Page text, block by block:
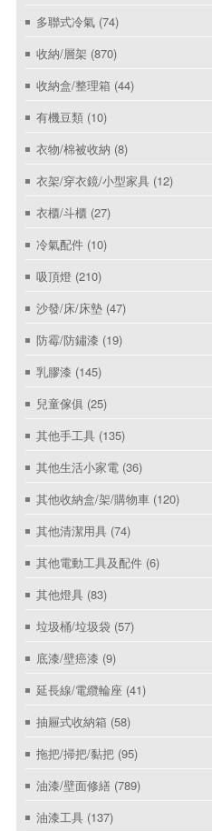
多聯式冷氣 (74)
收納/層架 (870)
收納盒/整理箱 (44)
有機豆類 (10)
衣物/棉被收納 (8)
衣架/穿衣鏡/小型家具 (12)
衣櫃/斗櫃 (27)
冷氣配件 (10)
吸頂燈 (210)
沙發/床/床墊 (47)
防霉/防鏽漆 (19)
乳膠漆 (145)
兒童傢俱 (25)
其他手工具 (135)
其他生活小家電 (36)
其他收納盒/架/購物車 (120)
其他清潔用具 (74)
其他電動工具及配件 (6)
其他燈具 (83)
垃圾桶/垃圾袋 (57)
底漆/壁癌漆 (9)
延長線/電纜輪座 (41)
抽屜式收納箱 (58)
拖把/掃把/黏把 (95)
油漆/壁面修繕 (789)
油漆工具 (137)